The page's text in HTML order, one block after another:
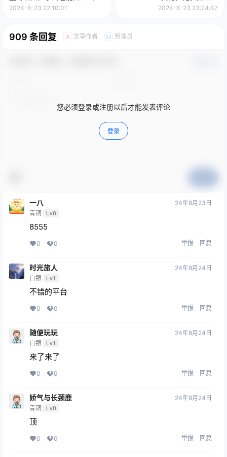
数
2024-8-23 22:10:01 2024-8-23 23:24:47
909 条回复 A 文章作者 M 管理员
您必须登录或注册以后才能发表评论
登录
一八
青铜 Lv0
24年8月23日
8555
0 0 举报 回复
时光旅人
白银 Lv1
24年8月24日
不错的平台
0 0 举报 回复
随便玩玩
白银 Lv1
24年8月24日
来了来了
0 0 举报 回复
娇气与长颈鹿
青铜 Lv0
24年8月24日
顶
0 0 举报 回复